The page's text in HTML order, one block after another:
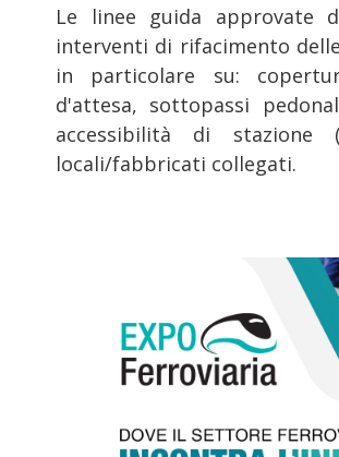
Le linee guida approvate
interventi di rifacimento
in particolare su:
d'attesa, sottopassi
accessibilità di
locali/fabbricati collegati.